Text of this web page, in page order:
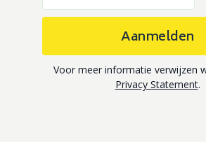
Aanmelden
Voor meer informatie verwijzen
Privacy Statement.